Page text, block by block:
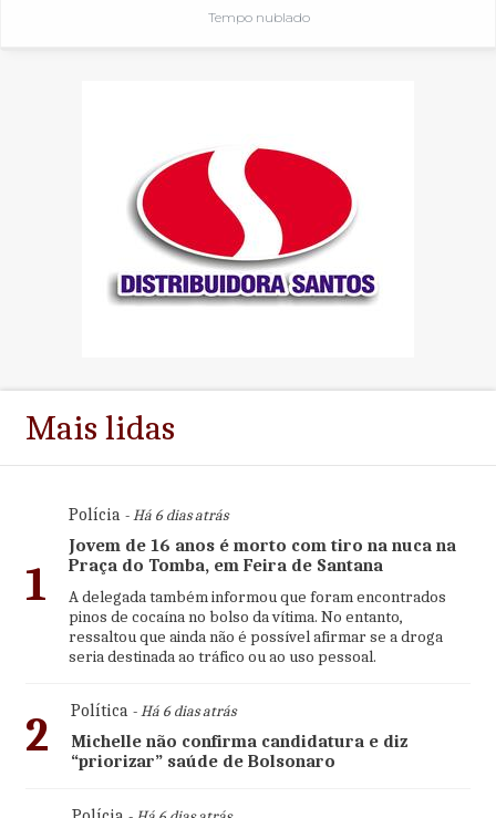
Tempo nublado
Mais lidas
1
Polícia- Há 6 dias atrás
Jovem de 16 anos é morto com tiro na nuca na
Praça do Tomba, em Feira de Santana
A delegada também informou que foram encontrados
pinos de cocaína no bolso da vítima. No entanto,
ressaltou que ainda não é possível afirmar se a droga
seria destinada ao tráfico ou ao uso pessoal.
2 Política- Há 6 dias atrás
Michelle não confirma candidatura e diz
“priorizar” saúde de Bolsonaro